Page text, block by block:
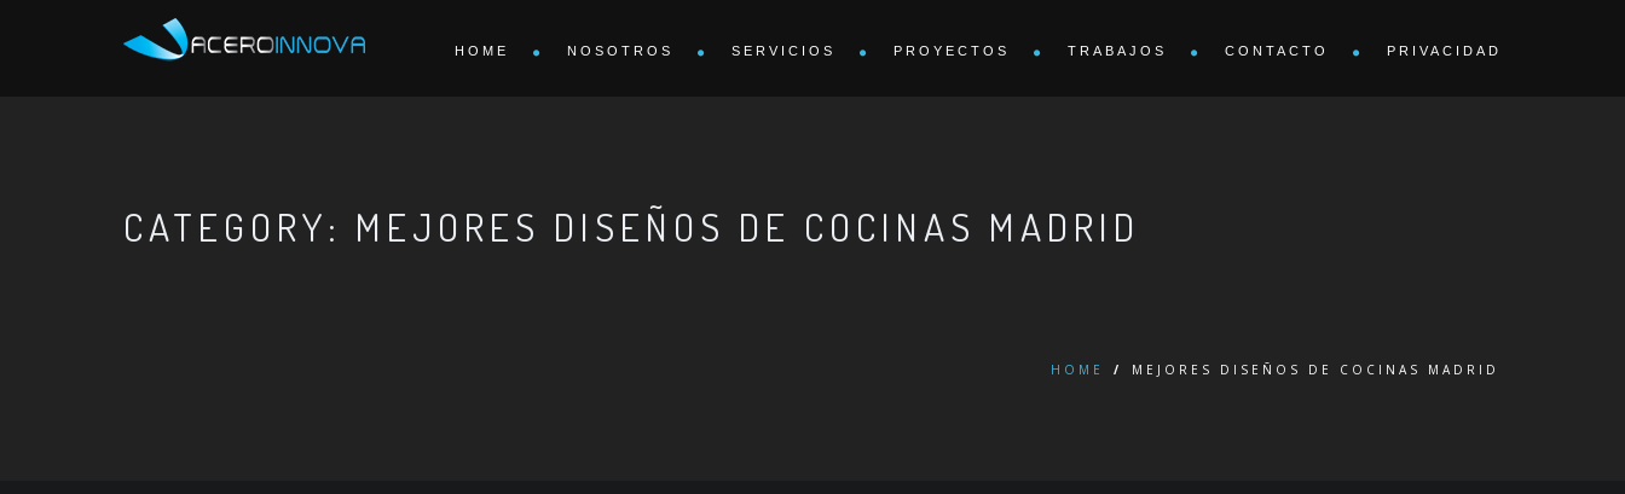
HOME NOSOTROS SERVICIOS PROYECTOS TRABAJOS CONTACTO PRIVACIDAD
CATEGORY: MEJORES DISEÑOS DE COCINAS MADRID
HOME / MEJORES DISEÑOS DE COCINAS MADRID